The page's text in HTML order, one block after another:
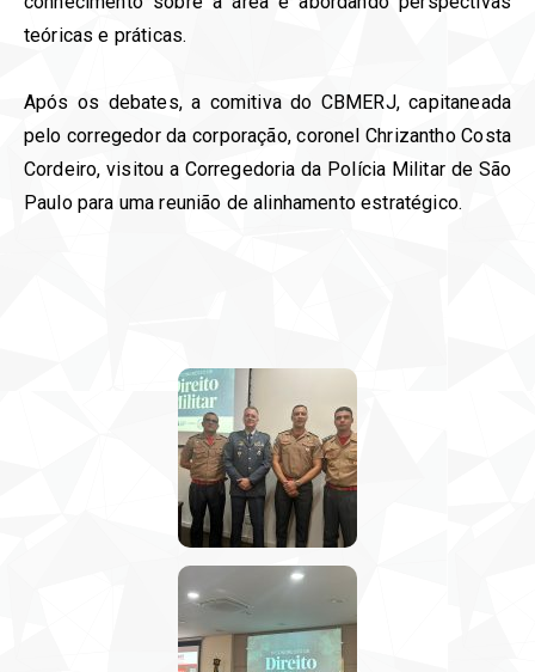
teóricas e práticas.
Após os debates, a comitiva do CBMERJ, capitaneada
pelo corregedor da corporação, coronel Chrizantho Costa
Cordeiro, visitou a Corregedoria da Polícia Militar de São
Paulo para uma reunião de alinhamento estratégico.